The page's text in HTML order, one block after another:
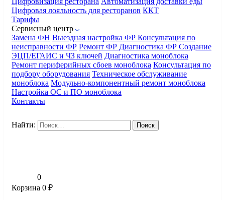
Цифровая лояльность для ресторанов ККТ
Тарифы
Сервисный центр
Замена ФН Выездная настройка ФР Консультация по
неисправности ФР Ремонт ФР Диагностика ФР Создание
ЭЦП/ЕГАИС и ЧЗ ключей Диагностика моноблока
Ремонт периферийных сбоев моноблока Консультация по
подбору оборудования Техническое обслуживание
моноблока Модульно-компонентный ремонт моноблока
Настройка ОС и ПО моноблока
Контакты
Найти:
0
Корзина 0 ₽